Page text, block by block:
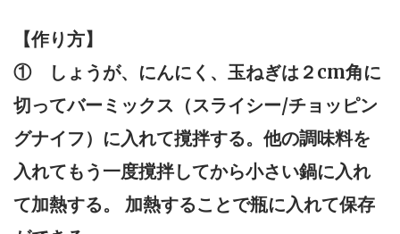
【作り方】
① しょうが、にんにく、玉ねぎは２cm角に
切ってバーミックス（スライシー/チョッピン
グナイフ）に入れて撹拌する。他の調味料を
入れてもう一度撹拌してから小さい鍋に入れ
て加熱する。 加熱することで瓶に入れて保存